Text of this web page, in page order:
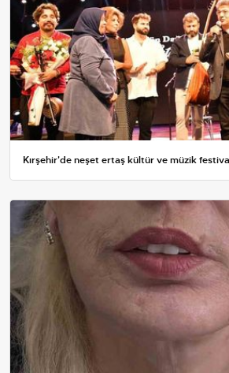
Kırşehir'de neşet ertaş kültür ve müzik